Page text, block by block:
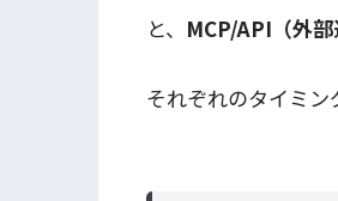
と、 MCP/API（外部
それぞれのタイミン